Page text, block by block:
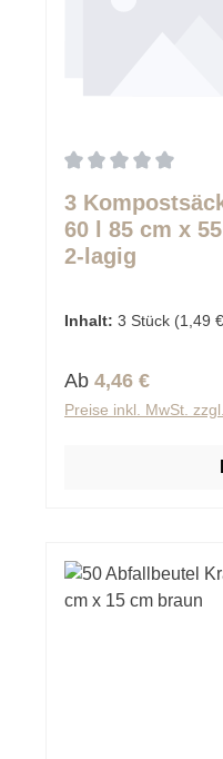
3
60 l 85 cm x
2-lagig
Inhalt: 3 Stück (1,49
Regulärer Preis:
Ab 4,46 €
Preise inkl. MwSt.